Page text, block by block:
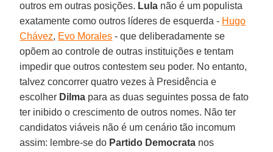
outros em outras posições. Lula não é um populista
exatamente como outros líderes de esquerda - Hugo
Chávez, Evo Morales - que deliberadamente se
opõem ao controle de outras instituições e tentam
impedir que outros contestem seu poder. No entanto,
talvez concorrer quatro vezes à Presidência e
escolher Dilma para as duas seguintes possa de fato
ter inibido o crescimento de outros nomes. Não ter
candidatos viáveis não é um cenário tão incomum
assim: lembre-se do Partido Democrata nos